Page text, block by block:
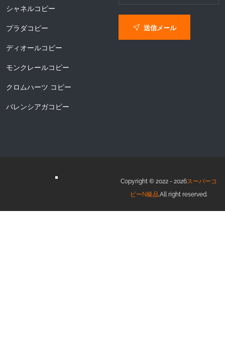
シャネルコピー
プラダコピー
ディオールコピー
モンクレールコピー
クロムハーツ コピー
バレンシアガコピー
送信メール
Copyright © 2022 - 2026スーパーコ
ピーN級品.All right reserved.